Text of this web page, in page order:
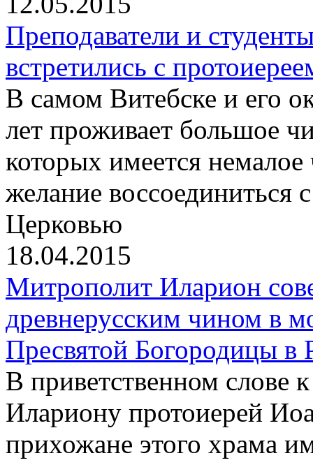
Преподаватели и
встретились с
В самом Витебске и его
лет проживает большое
которых имеется
желание воссоединиться
Церковью
18.04.2015
Митрополит Иларион
древнерусским чином в
Пресвятой Богородицы в
В приветственном слове
Илариону протоиерей
прихожане этого храма